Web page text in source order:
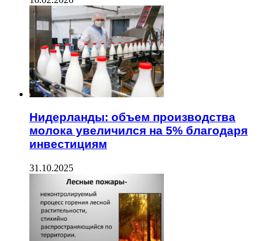
Нидерланды: объем производства
молока увеличился на 5% благодаря
инвестициям
31.10.2025